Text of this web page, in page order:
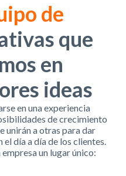
de
que
en
ideas
en una experiencia
de crecimiento
unirán a otras para dar
día a día de los clientes.
un lugar único: